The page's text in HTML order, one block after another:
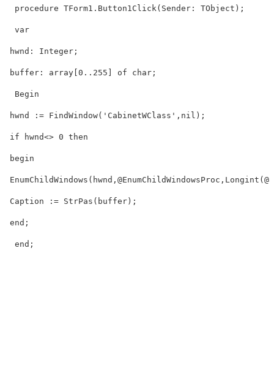
  procedure TForm1.Button1Click(Sender: TObject);
  var
hwnd: Integer;
buffer: array[0..255] of char;
  Begin
hwnd := FindWindow('CabinetWClass',nil);
if hwnd<> 0 then
begin
Caption := StrPas(buffer);
end;
  end;